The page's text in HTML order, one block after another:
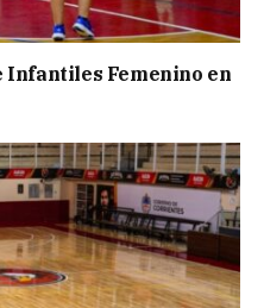
Infantiles Femenino en